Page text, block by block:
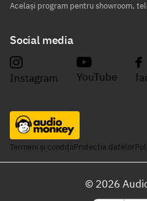
Același program pentru showroom,
Social media
Instagram YouTube
Termeni și condițiiProtecția datelor
© 2026